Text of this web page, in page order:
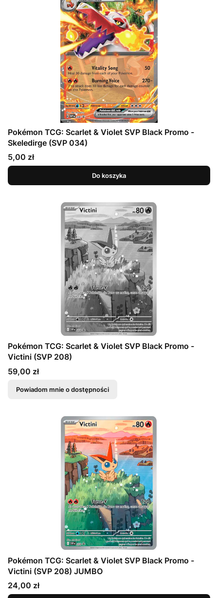
Pokémon TCG: Scarlet & Violet SVP Black Promo -
Skeledirge (SVP 034)
Cena
5,00 zł
Do koszyka
Pokémon TCG: Scarlet & Violet SVP Black Promo -
Victini (SVP 208)
Cena
59,00 zł
Powiadom mnie o dostępności
Pokémon TCG: Scarlet & Violet SVP Black Promo -
Victini (SVP 208) JUMBO
Cena
24,00 zł